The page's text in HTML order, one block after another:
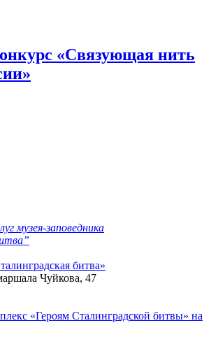
«Связующая нить
музея-заповедника
битва»
Чуйкова, 47
«Героям Сталинградской битвы» на